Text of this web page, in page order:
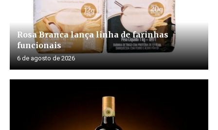
Rosa Branca lança linha de farinhas
funcionais
6 de agosto de 2026